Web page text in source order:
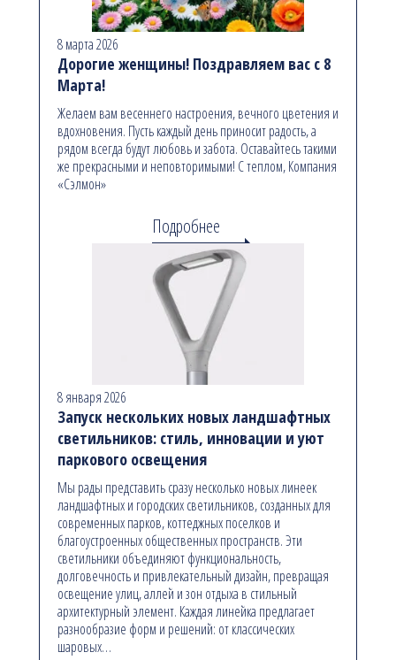
8 марта 2026
Дорогие женщины! Поздравляем вас с 8
Марта!
Желаем вам весеннего настроения, вечного цветения и
вдохновения. Пусть каждый день приносит радость, а
рядом всегда будут любовь и забота. Оставайтесь такими
же прекрасными и неповторимыми! С теплом, Компания
«Сэлмон»
Подробнее
8 января 2026
Запуск нескольких новых ландшафтных
светильников: стиль, инновации и уют
паркового освещения
Мы рады представить сразу несколько новых линеек
ландшафтных и городских светильников, созданных для
современных парков, коттеджных поселков и
благоустроенных общественных пространств. Эти
светильники объединяют функциональность,
долговечность и привлекательный дизайн, превращая
освещение улиц, аллей и зон отдыха в стильный
архитектурный элемент. Каждая линейка предлагает
разнообразие форм и решений: от классических
шаровых…